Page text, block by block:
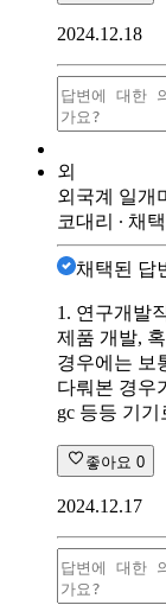
2024.12.18
외
외국계 일개미
코대리 ∙ 채
채택된 답
1. 연구개발
제품 개발,
경우에는 보
다뤄본 경우
gc 등등 기
좋아요 0
2024.12.17